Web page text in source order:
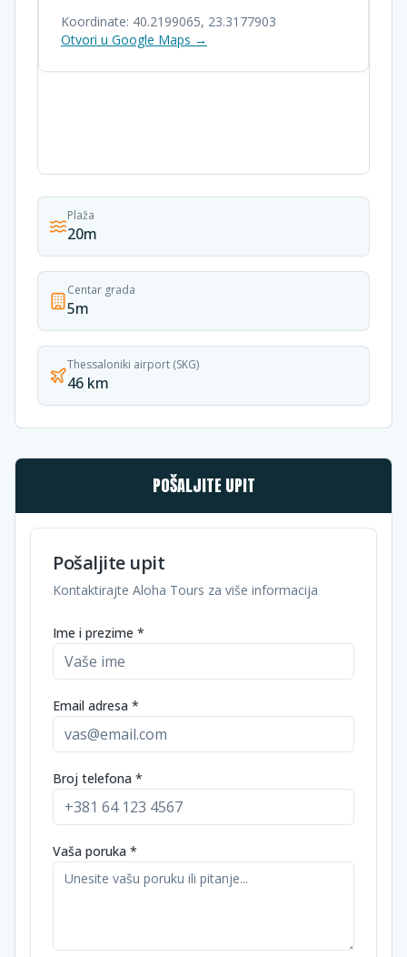
Koordinate: 40.2199065, 23.3177903
Otvori u Google Maps →
Plaža
20m
Centar grada
5m
Thessaloniki airport (SKG)
46 km
POŠALJITE UPIT
Pošaljite upit
Kontaktirajte Aloha Tours za više informacija
Ime i prezime *
Email adresa *
Broj telefona *
Vaša poruka *